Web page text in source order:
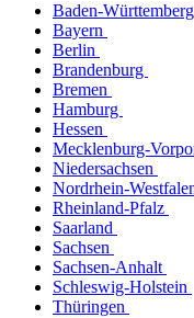
Baden-Württemberg
Bayern
Berlin
Brandenburg
Bremen
Hamburg
Hessen
Mecklenburg-
Niedersachsen
Nordrhein-
Rheinland-Pfalz
Saarland
Sachsen
Sachsen-Anhalt
Schleswig-Holstein
Thüringen